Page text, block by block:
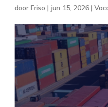
doorFriso | jun 15, 2026 |